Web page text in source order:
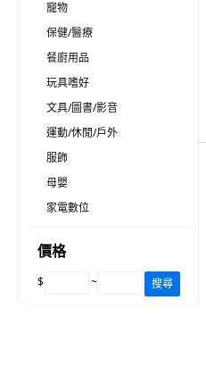
寵物
保健/醫療
餐廚用品
玩具嗜好
文具/圖書/影音
運動/休閒/戶外
服飾
母嬰
家電數位
價格
$ ~ 搜尋